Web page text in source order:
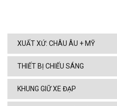
XUẤT XỨ: CHÂU ÂU + MỸ
THIẾT BỊ CHIẾU SÁNG
KHUNG GIỮ XE ĐẠP